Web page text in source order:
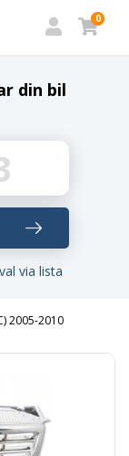
0
din bil
via lista
2005-2010